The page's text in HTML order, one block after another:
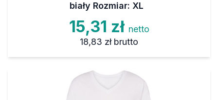
biały Rozmiar: XL
15,31 zł netto
18,83 zł brutto